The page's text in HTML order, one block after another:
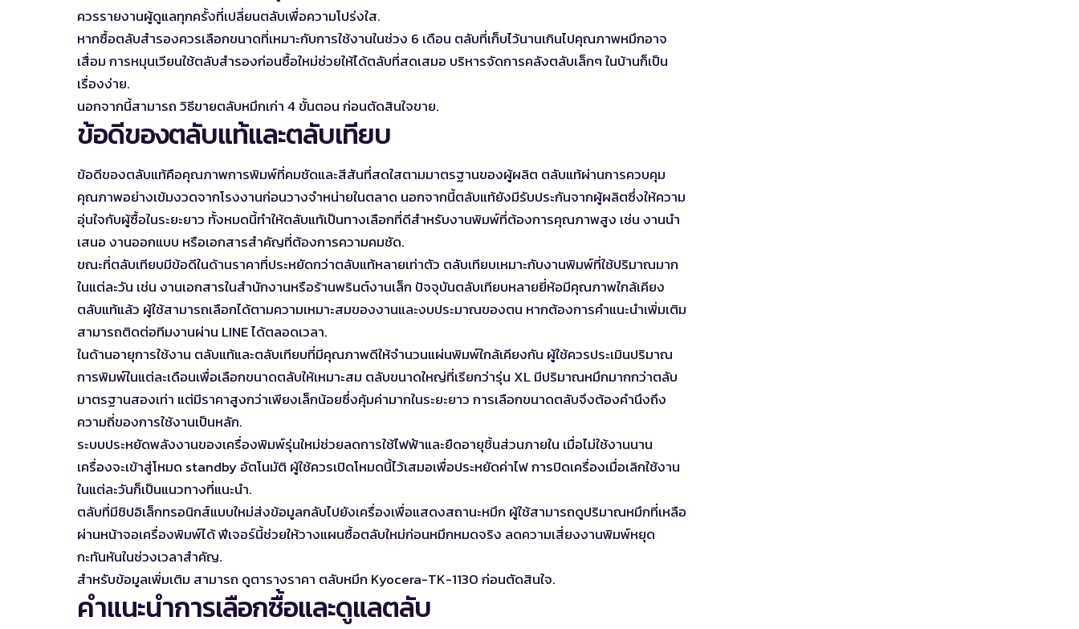
ควรรายงานผู้ดูแลทุกครั้งที่เปลี่ยนตลับเพื่อความโปร่งใส.
หากซื้อตลับสำรองควรเลือกขนาดที่เหมาะกับการใช้งานในช่วง 6 เดือน ตลับที่เก็บไว้นานเกินไปคุณภาพหมึกอาจ
เสื่อม การหมุนเวียนใช้ตลับสำรองก่อนซื้อใหม่ช่วยให้ได้ตลับที่สดเสมอ บริหารจัดการคลังตลับเล็กๆ ในบ้านก็เป็น
เรื่องง่าย.
นอกจากนี้สามารถวิธีขายตลับหมึกเก่า 4 ขั้นตอนก่อนตัดสินใจขาย.
ข้อดีของตลับแท้และตลับเทียบ
ข้อดีของตลับแท้คือคุณภาพการพิมพ์ที่คมชัดและสีสันที่สดใสตามมาตรฐานของผู้ผลิต ตลับแท้ผ่านการควบคุม
คุณภาพอย่างเข้มงวดจากโรงงานก่อนวางจำหน่ายในตลาด นอกจากนี้ตลับแท้ยังมีรับประกันจากผู้ผลิตซึ่งให้ความ
อุ่นใจกับผู้ซื้อในระยะยาว ทั้งหมดนี้ทำให้ตลับแท้เป็นทางเลือกที่ดีสำหรับงานพิมพ์ที่ต้องการคุณภาพสูง เช่น งานนำ
เสนอ งานออกแบบ หรือเอกสารสำคัญที่ต้องการความคมชัด.
ขณะที่ตลับเทียบมีข้อดีในด้านราคาที่ประหยัดกว่าตลับแท้หลายเท่าตัว ตลับเทียบเหมาะกับงานพิมพ์ที่ใช้ปริมาณมาก
ในแต่ละวัน เช่น งานเอกสารในสำนักงานหรือร้านพรินต์งานเล็ก ปัจจุบันตลับเทียบหลายยี่ห้อมีคุณภาพใกล้เคียง
ตลับแท้แล้ว ผู้ใช้สามารถเลือกได้ตามความเหมาะสมของงานและงบประมาณของตน หากต้องการคำแนะนำเพิ่มเติม
สามารถติดต่อทีมงานผ่าน LINE ได้ตลอดเวลา.
ในด้านอายุการใช้งาน ตลับแท้และตลับเทียบที่มีคุณภาพดีให้จำนวนแผ่นพิมพ์ใกล้เคียงกัน ผู้ใช้ควรประเมินปริมาณ
การพิมพ์ในแต่ละเดือนเพื่อเลือกขนาดตลับให้เหมาะสม ตลับขนาดใหญ่ที่เรียกว่ารุ่น XL มีปริมาณหมึกมากกว่าตลับ
มาตรฐานสองเท่า แต่มีราคาสูงกว่าเพียงเล็กน้อยซึ่งคุ้มค่ามากในระยะยาว การเลือกขนาดตลับจึงต้องคำนึงถึง
ความถี่ของการใช้งานเป็นหลัก.
ระบบประหยัดพลังงานของเครื่องพิมพ์รุ่นใหม่ช่วยลดการใช้ไฟฟ้าและยืดอายุชิ้นส่วนภายใน เมื่อไม่ใช้งานนาน
เครื่องจะเข้าสู่โหมด standby อัตโนมัติ ผู้ใช้ควรเปิดโหมดนี้ไว้เสมอเพื่อประหยัดค่าไฟ การปิดเครื่องเมื่อเลิกใช้งาน
ในแต่ละวันก็เป็นแนวทางที่แนะนำ.
ตลับที่มีชิปอิเล็กทรอนิกส์แบบใหม่ส่งข้อมูลกลับไปยังเครื่องเพื่อแสดงสถานะหมึก ผู้ใช้สามารถดูปริมาณหมึกที่เหลือ
ผ่านหน้าจอเครื่องพิมพ์ได้ ฟีเจอร์นี้ช่วยให้วางแผนซื้อตลับใหม่ก่อนหมึกหมดจริง ลดความเสี่ยงงานพิมพ์หยุด
กะทันหันในช่วงเวลาสำคัญ.
สำหรับข้อมูลเพิ่มเติม สามารถ ดูตารางราคา ตลับหมึก Kyocera-TK-1130ก่อนตัดสินใจ.
คำแนะนำการเลือกซื้อและดูแลตลับ